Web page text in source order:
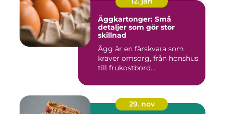
Äggkartonger: Små
detaljer som gör stor
skillnad
Ägg är en färskvara som
kräver omsorg, från hönshus
till frukostbord....
29. nov